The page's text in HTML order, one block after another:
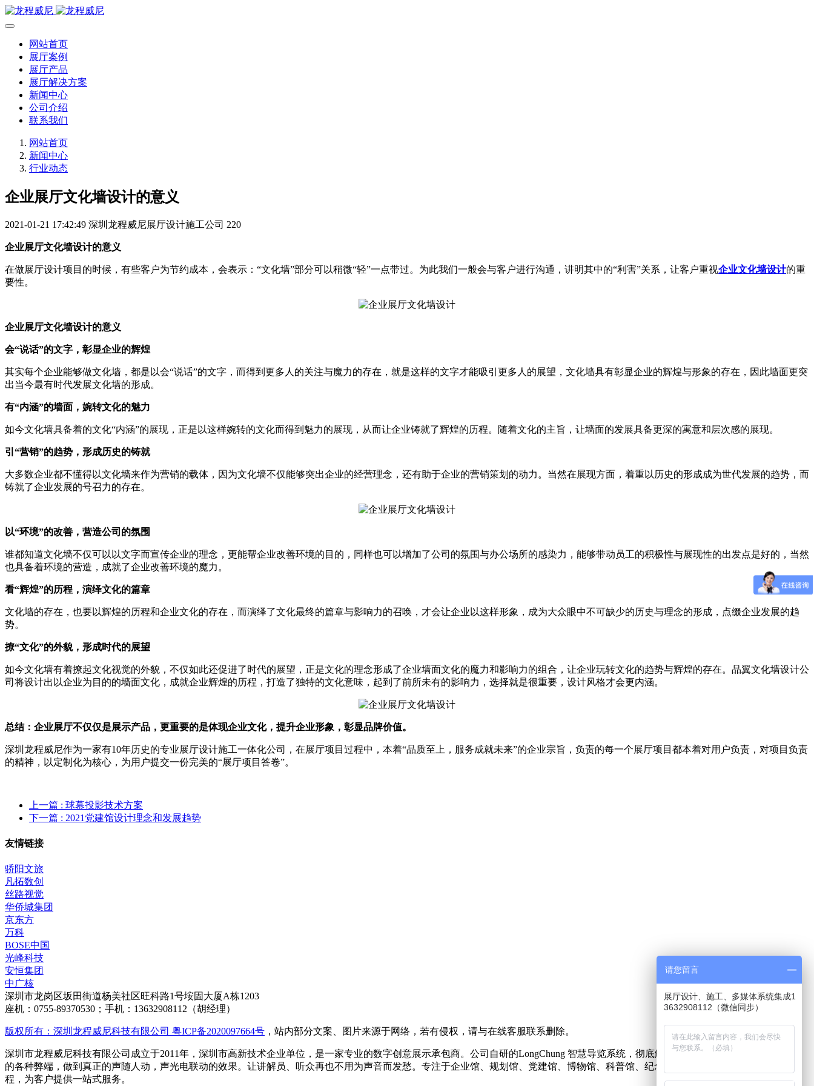
网站首页
展厅案例
展厅产品
展厅解决方案
新闻中心
公司介绍
联系我们
网站首页
新闻中心
行业动态
企业展厅文化墙设计的意义
2021-01-21 17:42:49 深圳龙程威尼展厅设计施工公司 220
企业展厅文化墙设计的意义
在做展厅设计项目的时候，有些客户为节约成本，会表示：“文化墙”部分可以稍微“轻”一点带过。为此我们一般会与客户进行沟通，讲明其中的“利害”关系，让客户重视企业文化墙设计的重
要性。
企业展厅文化墙设计的意义
会“说话”的文字，彰显企业的辉煌
其实每个企业能够做文化墙，都是以会“说话”的文字，而得到更多人的关注与魔力的存在，就是这样的文字才能吸引更多人的展望，文化墙具有彰显企业的辉煌与形象的存在，因此墙面更突
出当今最有时代发展文化墙的形成。
有“内涵”的墙面，婉转文化的魅力
如今文化墙具备着的文化“内涵”的展现，正是以这样婉转的文化而得到魅力的展现，从而让企业铸就了辉煌的历程。随着文化的主旨，让墙面的发展具备更深的寓意和层次感的展现。
引“营销”的趋势，形成历史的铸就
大多数企业都不懂得以文化墙来作为营销的载体，因为文化墙不仅能够突出企业的经营理念，还有助于企业的营销策划的动力。当然在展现方面，着重以历史的形成成为世代发展的趋势，而
铸就了企业发展的号召力的存在。
以“环境”的改善，营造公司的氛围
谁都知道文化墙不仅可以以文字而宣传企业的理念，更能帮企业改善环境的目的，同样也可以增加了公司的氛围与办公场所的感染力，能够带动员工的积极性与展现性的出发点是好的，当然
也具备着环境的营造，成就了企业改善环境的魔力。
看“辉煌”的历程，演绎文化的篇章
文化墙的存在，也要以辉煌的历程和企业文化的存在，而演绎了文化最终的篇章与影响力的召唤，才会让企业以这样形象，成为大众眼中不可缺少的历史与理念的形成，点缀企业发展的趋
势。
撩“文化”的外貌，形成时代的展望
如今文化墙有着撩起文化视觉的外貌，不仅如此还促进了时代的展望，正是文化的理念形成了企业墙面文化的魔力和影响力的组合，让企业玩转文化的趋势与辉煌的存在。品翼文化墙设计公
司将设计出以企业为目的的墙面文化，成就企业辉煌的历程，打造了独特的文化意味，起到了前所未有的影响力，选择就是很重要，设计风格才会更内涵。
总结：企业展厅不仅仅是展示产品，更重要的是体现企业文化，提升企业形象，彰显品牌价值。
深圳龙程威尼作为一家有10年历史的专业展厅设计施工一体化公司，在展厅项目过程中，本着“品质至上，服务成就未来”的企业宗旨，负责的每一个展厅项目都本着对用户负责，对项目负责
的精神，以定制化为核心，为用户提交一份完美的“展厅项目答卷”。
上一篇 : 球幕投影技术方案
下一篇 : 2021党建馆设计理念和发展趋势
友情链接
骄阳文旅
凡拓数创
丝路视觉
华侨城集团
京东方
万科
BOSE中国
光峰科技
安恒集团
中广核
深圳市龙岗区坂田街道杨美社区旺科路1号垵固大厦A栋1203
座机：0755-89370530；手机：13632908112（胡经理）
版权所有：深圳龙程威尼科技有限公司 粤ICP备2020097664号 ，站内部分文案、图片来源于网络，若有侵权，请与在线客服联系删除。
深圳市龙程威尼科技有限公司成立于2011年，深圳市高新技术企业单位，是一家专业的数字创意展示承包商。公司自研的LongChung 智慧导览系统，彻底解决了传统所有导览系统无法克服
的各种弊端，做到真正的声随人动，声光电联动的效果。让讲解员、听众再也不用为声音而发愁。专注于企业馆、规划馆、党建馆、博物馆、科普馆、纪念馆、多媒体数字化展馆等展馆工
程，为客户提供一站式服务。
请您留言
展厅设计、施工、多媒体系统集成1
3632908112（微信同步）